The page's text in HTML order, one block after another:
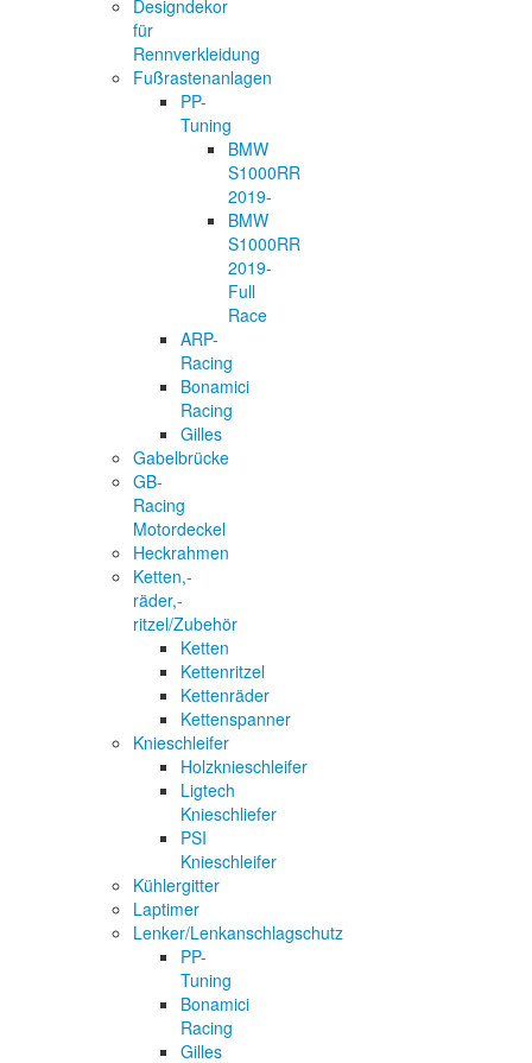
Designdekor
für
Rennverkleidung
Fußrastenanlagen
PP-
Tuning
BMW
S1000RR
2019-
BMW
S1000RR
2019-
Full
Race
ARP-
Racing
Bonamici
Racing
Gilles
Gabelbrücke
GB-
Racing
Motordeckel
Heckrahmen
Ketten,-
räder,-
ritzel/Zubehör
Ketten
Kettenritzel
Kettenräder
Kettenspanner
Knieschleifer
Holzknieschleifer
Ligtech
Knieschliefer
PSI
Knieschleifer
Kühlergitter
Laptimer
Lenker/Lenkanschlagschutz
PP-
Tuning
Bonamici
Racing
Gilles